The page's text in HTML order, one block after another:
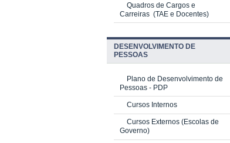
Quadros de Cargos e
Carreiras (TAE e Docentes)
DESENVOLVIMENTO DE
PESSOAS
Plano de Desenvolvimento de
Pessoas - PDP
Cursos Internos
Cursos Externos (Escolas de
Governo)